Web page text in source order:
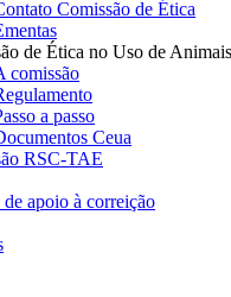
Comissão de Ética
de Ética no Uso de
comissão
a passo
Ceua
RSC-TAE
apoio à correição